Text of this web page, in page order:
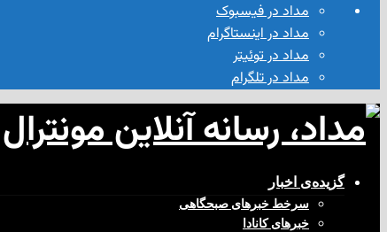
مداد در فیسبوک
مداد در اینستاگرام
مداد در توئیتر
مداد در تلگرام
گزیده‌ی‌ اخبار
سرخط خبرهای صبحگاهی
خبرهای کانادا